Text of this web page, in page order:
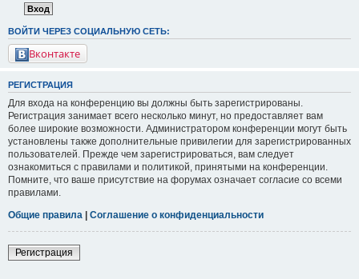
ВОЙТИ ЧЕРЕЗ СОЦИАЛЬНУЮ СЕТЬ:
Вконтакте
РЕГИСТРАЦИЯ
Для входа на конференцию вы должны быть зарегистрированы.
Регистрация занимает всего несколько минут, но предоставляет вам
более широкие возможности. Администратором конференции могут быть
установлены также дополнительные привилегии для зарегистрированных
пользователей. Прежде чем зарегистрироваться, вам следует
ознакомиться с правилами и политикой, принятыми на конференции.
Помните, что ваше присутствие на форумах означает согласие со всеми
правилами.
Общие правила
Соглашение о конфиденциальности
Регистрация